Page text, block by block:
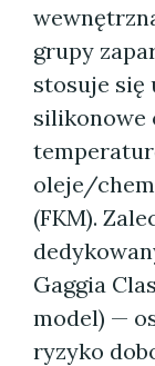
grupy
stosuje się
silikonowe
oleje/
(FKM).
Gaggia
model) —
ryzyko